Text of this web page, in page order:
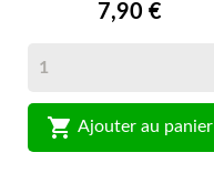
7,90 €
 Ajouter au panier